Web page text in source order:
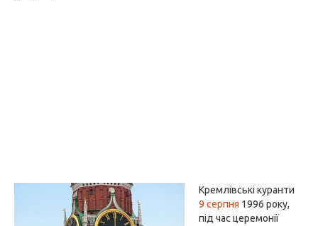
Кремлівські куранти
9 серпня 1996 року,
під час церемонії